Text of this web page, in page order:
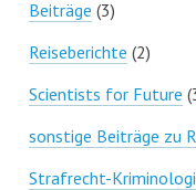
Beiträge (3)
Reiseberichte (2)
Scientists for Future
sonstige Beiträge zu
Strafrecht-